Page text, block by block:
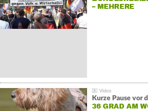
– MEHRERE
Kurze Pause vor
36 GRAD AM